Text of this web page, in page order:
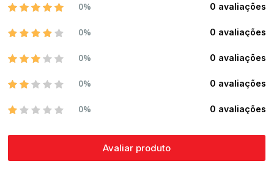
0% 0 avaliações
0% 0 avaliações
0% 0 avaliações
0% 0 avaliações
0% 0 avaliações
Avaliar produto